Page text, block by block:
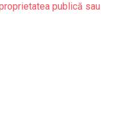
publică sau